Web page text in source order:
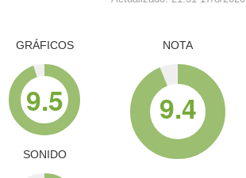
GRÁFICOS
9.5
SONIDO
NOTA
9.4